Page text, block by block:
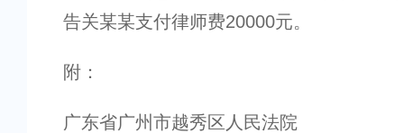
告关某某支付律师费20000元。
附：
广东省广州市越秀区人民法院